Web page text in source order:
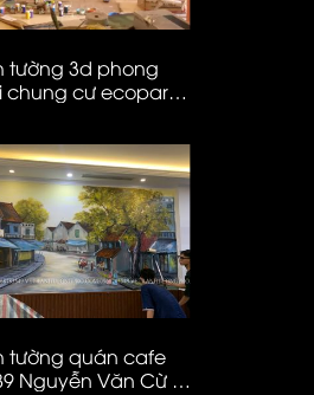
tường 3d phong
chung cư ecopark
tường quán cafe
Nguyễn Văn Cừ –